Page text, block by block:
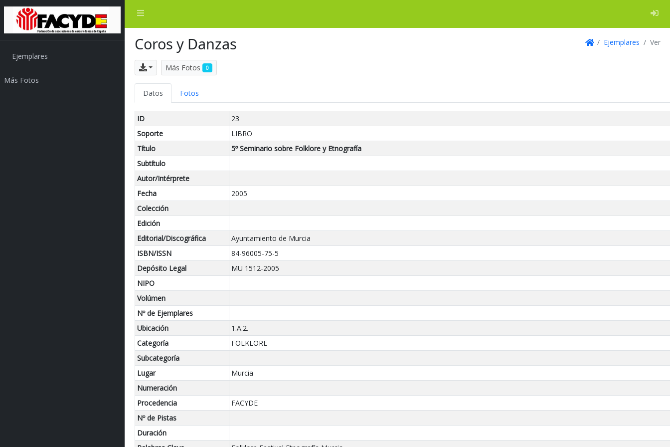
Ejemplares
Más Fotos
Coros y Danzas Ejemplares Ver
ExportarMás Fotos 0
Datos Fotos
ID
23
Soporte
LIBRO
Título
5º Seminario sobre Folklore y Etnografía
Subtítulo
Autor/Intérprete
Fecha
2005
Colección
Edición
Editorial/Discográfica
Ayuntamiento de Murcia
ISBN/ISSN
84-96005-75-5
Depósito Legal
MU 1512-2005
NIPO
Volúmen
Nº de Ejemplares
Ubicación
1.A.2.
Categoría
FOLKLORE
Subcategoría
Lugar
Murcia
Numeración
Procedencia
FACYDE
Nº de Pistas
Duración